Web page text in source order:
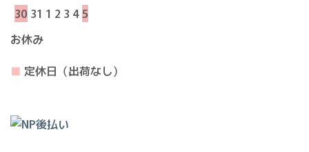
30 31 1 2 3 45
お休み
■ 定休日（出荷なし）